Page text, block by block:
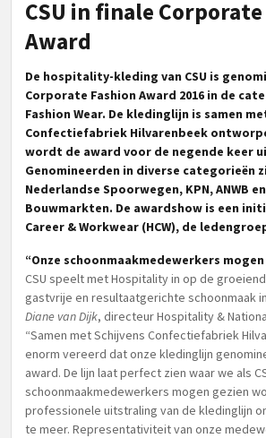
CSU in finale
Award
De hospitality-kleding van CSU is
Corporate Fashion Award 2016 in de
Fashion Wear. De kledinglijn is samen
Confectiefabriek Hilvarenbeek
wordt de award voor de negende keer
Genomineerden in diverse categorieën
Nederlandse Spoorwegen, KPN, ANWB
Bouwmarkten. De awardshow is een initi
Career & Workwear (HCW), de
“Onze schoonmaakmedewerkers
CSU speelt met Hospitality in op de
gastvrije en resultaatgerichte schoonmaak
Diane van Dijk, directeur Hospitality &
“Samen met Schijvens Confectiefabriek
enorm vereerd dat onze kledinglijn
award. De lijn laat perfect zien waar we als
schoonmaakmedewerkers mogen gezien
professionele uitstraling van de kledinglijn
te meer. Representativiteit van onze